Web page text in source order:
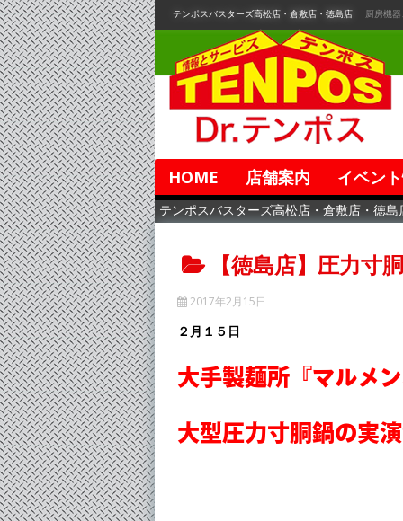
コ
ン
テ
ン
ツ
へ
移
動
テンポスバスターズ高松店・倉敷店・徳島店 厨房機
HOME 店舗案内 イベン
テンポスバスターズ高松店・倉敷店・徳島
【徳島店】圧力寸
2017年2月15日
２月１５日
大手製麺所『マルメ
大型圧力寸胴鍋の実